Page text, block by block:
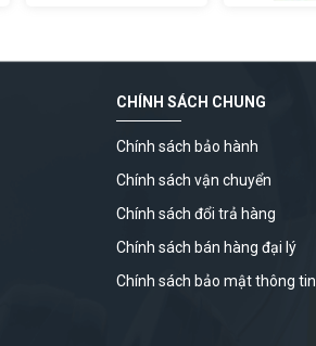
CHÍNH SÁCH CHUNG
Chính sách bảo hành
Chính sách vận chuyển
Chính sách đổi trả hàng
Chính sách bán hàng đại lý
Chính sách bảo mật thông tin